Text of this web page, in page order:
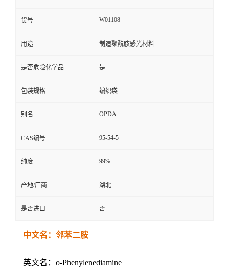
货号 W01108
用途 制造聚酰胺感光材料
是否危险化学品 是
包装规格 编织袋
别名 OPDA
CAS编号 95-54-5
纯度 99%
产地/厂商 湖北
是否进口 否
中文名：邻苯二胺
英文名：o-Phenylenediamine